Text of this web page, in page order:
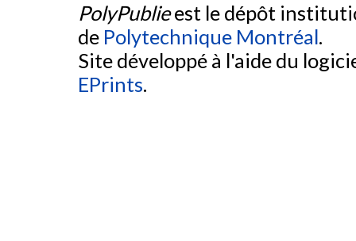
PolyPublieest le dépôt
de Polytechnique Montréal.
Site développé à l'aide du
EPrints.